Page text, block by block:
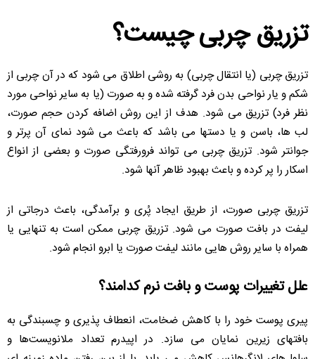
تزریق چربی چیست؟
تزریق چربی (یا انتقال چربی) به روشی اطلاق می شود که در آن چربی از
شکم و یار نواحی بدن فرد گرفته شده و به صورت (یا به سایر نواحی مورد
نظر فرد) تزریق می شود. هدف از این روش اضافه کردن حجم صورت،
لب ها، باسن و یا دستها می باشد که باعث می شود نمای آن پرتر و
جوانتر شود. تزریق چربی می تواند فرورفتگی صورت و بعضی از انواع
اسکار را پر کرده و باعث بهبود ظاهر آنها شود.
تزریق چربی صورت، از طریق ایجاد پُری و برآمدگی، باعث درجاتی از
لیفت در بافت صورت می شود. تزریق چربی ممکن است به تنهایی یا
همراه با سایر روش هایی مانند لیفت صورت یا ابرو انجام شود.
علل تغییرات پوست و بافت نرم کدامند؟
پیری پوست خود را با کاهش ضخامت، انعطاف پذیری و چسبندگی به
بافتهای زیرین نمایان می سازد. در اپیدرم تعداد ملانویست‌ها و